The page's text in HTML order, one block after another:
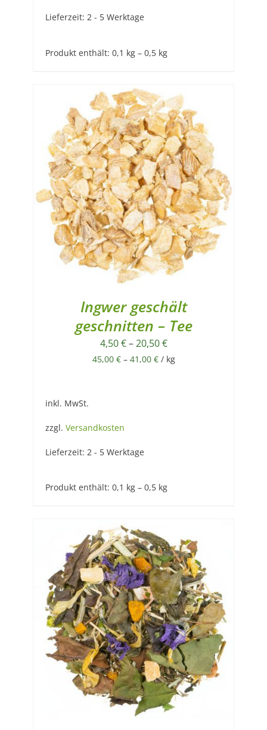
Lieferzeit: 2 - 5 Werktage
Produkt enthält: 0,1 kg – 0,5 kg
Ingwer geschält
geschnitten – Tee
4,50€–20,50€
45,00 €– 41,00 €/ kg
inkl. MwSt.
zzgl. Versandkosten
Lieferzeit: 2 - 5 Werktage
Produkt enthält: 0,1 kg – 0,5 kg